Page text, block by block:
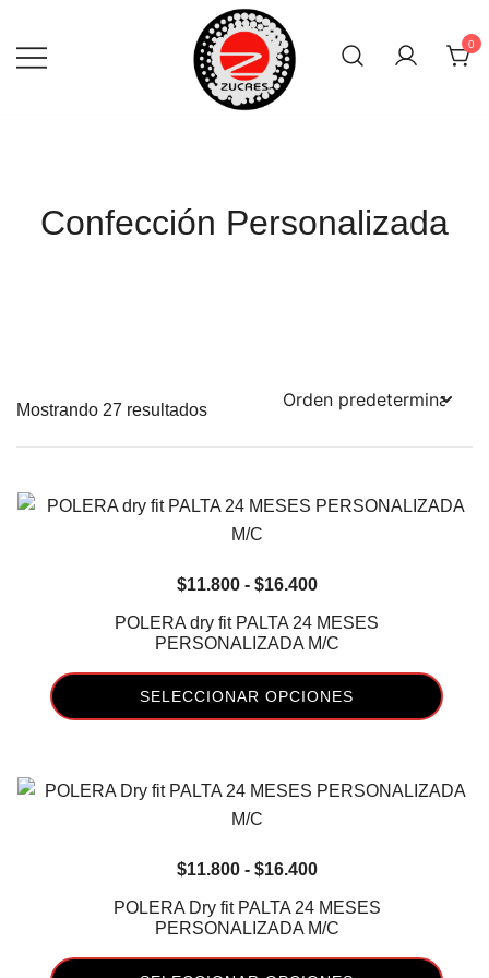
content
0
Confección Personalizada
Mostrando 27 resultados
$11.800 - $16.400Rango
de
precios:
desde
$11.800
hasta
POLERA dry fit PALTA 24 MESES
PERSONALIZADA M/C
SELECCIONAR OPCIONES
tiene
múltiples
Las
opciones
se
pueden
$11.800 - $16.400Rango
de
precios:
desde
POLERA Dry fit PALTA 24 MESES
PERSONALIZADA M/C